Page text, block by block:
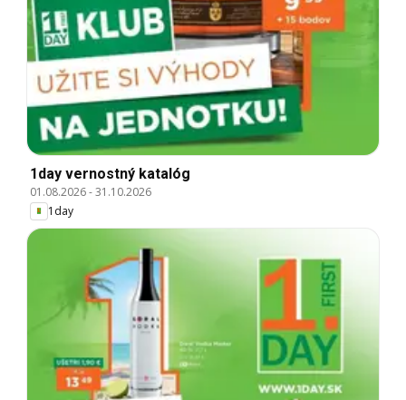
1day vernostný katalóg
01.08.2026-31.10.2026
1day